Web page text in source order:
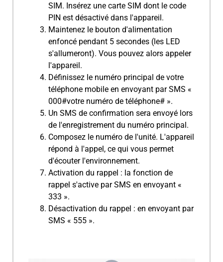
SIM. Insérez une carte SIM dont le code
PIN est désactivé dans l'appareil.
Maintenez le bouton d'alimentation
enfoncé pendant 5 secondes (les LED
s'allumeront). Vous pouvez alors appeler
l'appareil.
Définissez le numéro principal de votre
téléphone mobile en envoyant par SMS «
000#votre numéro de téléphone# ».
Un SMS de confirmation sera envoyé lors
de l'enregistrement du numéro principal.
Composez le numéro de l'unité. L'appareil
répond à l'appel, ce qui vous permet
d'écouter l'environnement.
Activation du rappel : la fonction de
rappel s'active par SMS en envoyant «
333 ».
Désactivation du rappel : en envoyant par
SMS « 555 ».